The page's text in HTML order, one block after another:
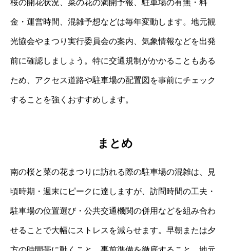
桜の開花状況、菜の花の満開予報、駐車場の有無・料
金・運営時間、混雑予想などは毎年変動します。地元観
光協会やまつり実行委員会の案内、気象情報などを出発
前に確認しましょう。特に交通規制がかかることもある
ため、アクセス道路や駐車場の配置図を事前にチェック
することを強くおすすめします。
まとめ
南の桜と菜の花まつりに訪れる際の駐車場の混雑は、見
頃時期・週末にピークに達しますが、訪問時間の工夫・
駐車場の位置選び・公共交通機関の併用などを組み合わ
せることで大幅にストレスを減らせます。早朝または夕